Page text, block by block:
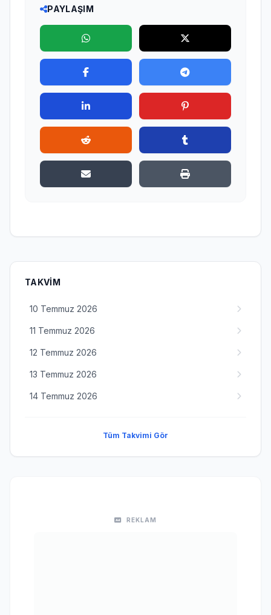
PAYLAŞIM
TAKVIM
10 Temmuz 2026
11 Temmuz 2026
12 Temmuz 2026
13 Temmuz 2026
14 Temmuz 2026
Tüm Takvimi Gör
REKLAM